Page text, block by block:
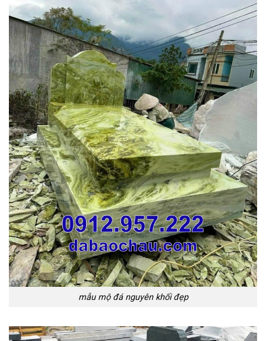
mẫu mộ đá nguyên khối đẹp